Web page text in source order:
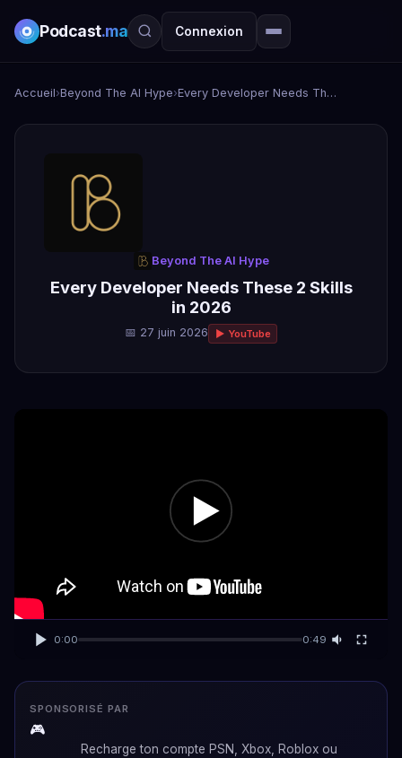
Podcast.ma Connexion
Accueil›Beyond The AI Hype› Every Developer Needs These 2 Skills in 2026
Beyond The AI Hype
Every Developer Needs These 2 Skills
in 2026
📅 27 juin 2026 ▶ YouTube
0:00 0:49
SPONSORISÉ PAR
🎮
Recharge ton compte PSN, Xbox, Roblox ou